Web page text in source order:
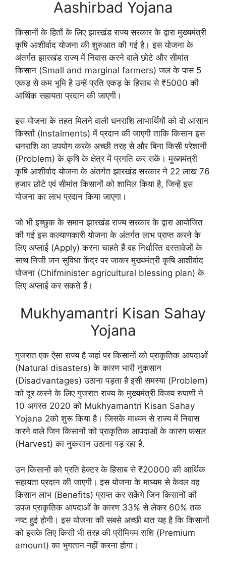
Aashirbad Yojana
किसानों के हितों के लिए झारखंड राज्य सरकार के द्वारा मुख्यमंत्री
कृषि आशीर्वाद योजना की शुरुआत की गई है। इस योजना के
अंतर्गत झारखंड राज्य में निवास करने वाले छोटे और सीमांत
किसान (Small and marginal farmers) जल के पास 5
एकड़ से कम भूमि है उन्हें प्रति एकड़ के हिसाब से ₹5000 की
आर्थिक सहायता प्रदान की जाएगी।
इस योजना के तहत मिलने वाली धनराशि लाभार्थियों को दो आसान
किस्तों (Instalments) में प्रदान की जाएगी ताकि किसान इस
धनराशि का उपयोग करके अच्छी तरह से और बिना किसी परेशानी
(Problem) के कृषि के क्षेत्र में प्रगति कर सकें। मुख्यमंत्री
कृषि आशीर्वाद योजना के अंतर्गत झारखंड सरकार ने 22 लाख 76
हजार छोटे एवं सीमांत किसानों को शामिल किया है, जिन्हें इस
योजना का लाभ प्रदान किया जाएगा।
जो भी इच्छुक के समान झारखंड राज्य सरकार के द्वारा आयोजित
की गई इस कल्याणकारी योजना के अंतर्गत लाभ प्राप्त करने के
लिए अप्लाई (Apply) करना चाहते हैं वह निर्धारित दस्तावेजों के
साथ निजी जन सुविधा केंद्र पर जाकर मुख्यमंत्री कृषि आशीर्वाद
योजना (Chifminister agricultural blessing plan) के
लिए अप्लाई कर सकते हैं।
Mukhyamantri Kisan Sahay
Yojana
गुजरात एक ऐसा राज्य है जहां पर किसानों को प्राकृतिक आपदाओं
(Natural disasters) के कारण भारी नुकसान
(Disadvantages) उठाना पड़ता है इसी समस्या (Problem)
को दूर करने के लिए गुजरात राज्य के मुख्यमंत्री विजय रुपाणी ने
10 अगस्त 2020 को Mukhyamantri Kisan Sahay
Yojana 2को शुरू किया है। जिसके माध्यम से राज्य में निवास
करने वाले जिन किसानों को प्राकृतिक आपदाओं के कारण फसल
(Harvest) का नुकसान उठाना पड़ रहा है.
उन किसानों को प्रति हेक्टर के हिसाब से ₹20000 की आर्थिक
सहायता प्रदान की जाएगी। इस योजना के माध्यम से केवल वह
किसान लाभ (Benefits) प्राप्त कर सकेंगे जिन किसानों की
उपज प्राकृतिक आपदाओं के कारण 33% से लेकर 60% तक
नष्ट हुई होगी। इस योजना की सबसे अच्छी बात यह है कि किसानों
को इसके लिए किसी भी तरह की प्रीमियम राशि (Premium
amount) का भुगतान नहीं करना होगा।